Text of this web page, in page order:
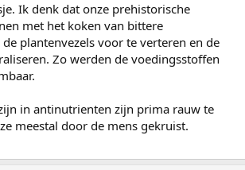
Ik denk dat onze prehistorische
met het koken van bittere
plantenvezels voor te verteren en de
Zo werden de voedingsstoffen
in antinutrienten zijn prima rauw te
meestal door de mens gekruist.